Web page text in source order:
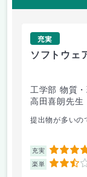
充実
ソフトウェ
工学部 物質
高田喜朗先生
提出物が多いの
充実 4.5
楽単 2.5